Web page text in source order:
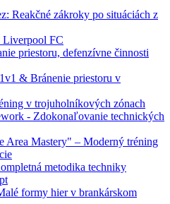
Reakčné zákroky po situáciách z
Liverpool FC
priestoru, defenzívne činnosti
& Bránenie priestoru v
v trojuholníkových zónach
- Zdokonaľovanie technických
Area Mastery" – Moderný tréning
metodika techniky
formy hier v brankárskom